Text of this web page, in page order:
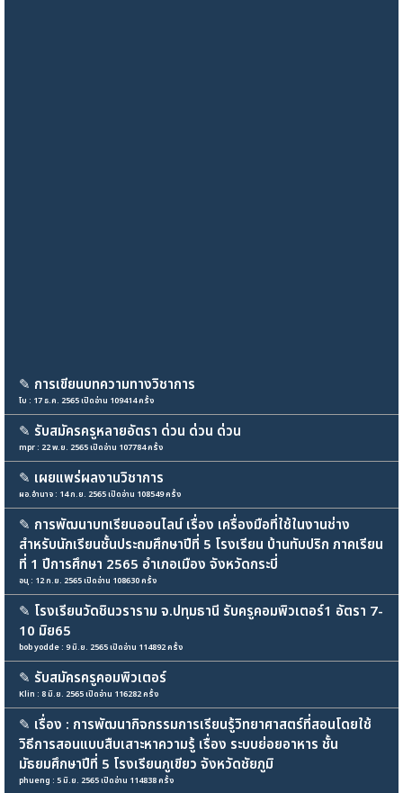
✎ การเขียนบทความทางวิชาการ
โบ : 17 ธ.ค. 2565 เปิดอ่าน 109414 ครั้ง
✎ รับสมัครครูหลายอัตรา ด่วน ด่วน ด่วน
mpr : 22 พ.ย. 2565 เปิดอ่าน 107784 ครั้ง
✎ เผยแพร่ผลงานวิชาการ
ผอ.อำนาจ : 14 ก.ย. 2565 เปิดอ่าน 108549 ครั้ง
✎ การพัฒนาบทเรียนออนไลน์ เรื่อง เครื่องมือที่ใช้ในงานช่าง
สำหรับนักเรียนชั้นประถมศึกษาปีที่ 5 โรงเรียน บ้านทับปริก ภาคเรียน
ที่ 1 ปีการศึกษา 2565 อำเภอเมือง จังหวัดกระบี่
อนุ : 12 ก.ย. 2565 เปิดอ่าน 108630 ครั้ง
✎ โรงเรียนวัดชินวราราม จ.ปทุมธานี รับครูคอมพิวเตอร์1 อัตรา 7-
10 มิย65
bob yodde : 9 มิ.ย. 2565 เปิดอ่าน 114892 ครั้ง
✎ รับสมัครครูคอมพิวเตอร์
Klin : 8 มิ.ย. 2565 เปิดอ่าน 116282 ครั้ง
✎ เรื่อง : การพัฒนากิจกรรมการเรียนรู้วิทยาศาสตร์ที่สอนโดยใช้
วิธีการสอนแบบสืบเสาะหาความรู้ เรื่อง ระบบย่อยอาหาร ชั้น
มัธยมศึกษาปีที่ 5 โรงเรียนภูเขียว จังหวัดชัยภูมิ
phueng : 5 มิ.ย. 2565 เปิดอ่าน 114838 ครั้ง